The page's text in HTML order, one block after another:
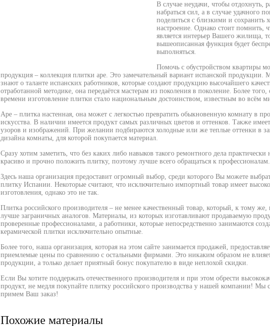
В случае неудачи, чтобы отдохнуть,
набраться сил, а в случае удачного
поделиться с близкими и сохранить
настроение. Однако стоит помнить,
является интерьер Вашего жилища,
вышеописанная функция будет
выполняться.
Помочь с обустройством квартиры
продукция – коллекция плитки аpe. Это замечательный вариант испанской продукции.
знают о таланте испанских работников, которые создают продукцию высочайшего
отработанной методике, она передаётся мастерам из поколения в поколение. Более того,
времени изготовление плитки стало национальным достоинством, известным во всём
Аре – плитка настенная, она может с легкостью превратить обыкновенную комнату в
искусства. В наличии имеется продукт самых различных цветов и оттенков. Также
узоров и изображений. При желании подбираются холодные или же теплые оттенки в
дизайна комнаты, для которой покупается материал.
Сразу хотим заметить, что без каких либо навыков такого ремонтного дела
красиво и прочно положить плитку, поэтому лучше всего обращаться к профессионалам.
Здесь наша организация предоставит огромный выбор, среди которого Вы можете
плитку Испании. Некоторые считают, что исключительно импортный товар имеет
изготовления, однако это не так.
Плитка российского производителя – не менее качественный товар, который, к тому
лучше заграничных аналогов. Материалы, из которых изготавливают продаваемую
проверенные профессионалами, а работники, которые непосредственно занимаются
керамической плитки исключительно опытные.
Более того, наша организация, которая на этом сайте занимается продажей,
приемлемые цены по сравнению с остальными фирмами. Это никаким образом не влияет
продукции, а только делает приятный бонус покупателю в виде неплохой скидки.
Если Вы хотите поддержать отечественного производителя и при этом обрести
продукт, не медля покупайте плитку российского производства у нашей компании! Мы
примем Ваш заказ!
Похожие материалы